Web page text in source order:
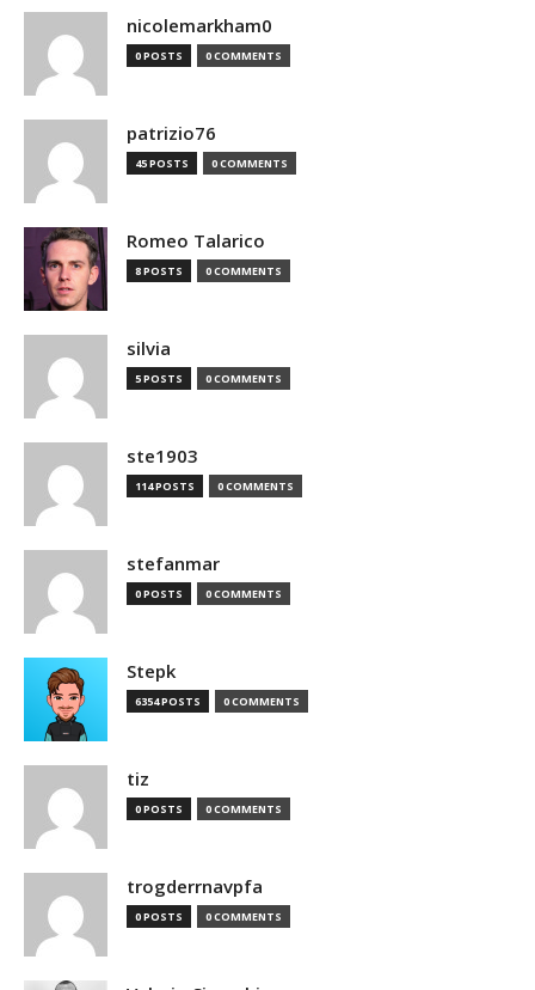
nicolemarkham0
0 POSTS 0 COMMENTS
patrizio76
45 POSTS 0 COMMENTS
Romeo Talarico
8 POSTS 0 COMMENTS
silvia
5 POSTS 0 COMMENTS
ste1903
114 POSTS 0 COMMENTS
stefanmar
0 POSTS 0 COMMENTS
Stepk
6354 POSTS 0 COMMENTS
tiz
0 POSTS 0 COMMENTS
trogderrnavpfa
0 POSTS 0 COMMENTS